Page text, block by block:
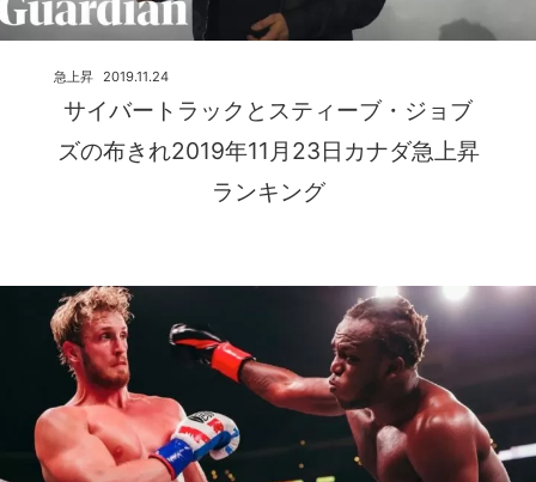
サイバートラックとスティーブ・ジョブ
ズの布きれ2019年11月23日カナダ急上昇
ランキング
2019.11.24
急上昇